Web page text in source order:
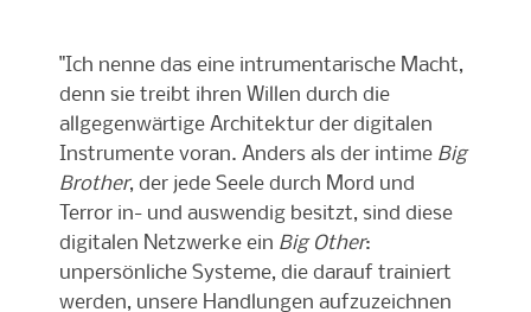
"Ich nenne das eine intrumentarische Macht,
denn sie treibt ihren Willen durch die
allgegenwärtige Architektur der digitalen
Instrumente voran. Anders als der intime Big
Brother, der jede Seele durch Mord und
Terror in- und auswendig besitzt, sind diese
digitalen Netzwerke ein Big Other:
unpersönliche Systeme, die darauf trainiert
werden, unsere Handlungen aufzuzeichnen